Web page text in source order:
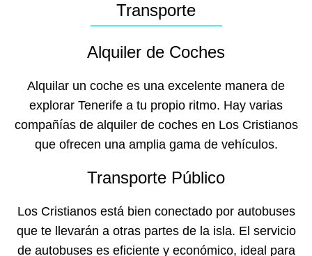
Transporte
Alquiler de Coches
Alquilar un coche es una excelente manera de
explorar Tenerife a tu propio ritmo. Hay varias
compañías de alquiler de coches en Los Cristianos
que ofrecen una amplia gama de vehículos.
Transporte Público
Los Cristianos está bien conectado por autobuses
que te llevarán a otras partes de la isla. El servicio
de autobuses es eficiente y económico, ideal para